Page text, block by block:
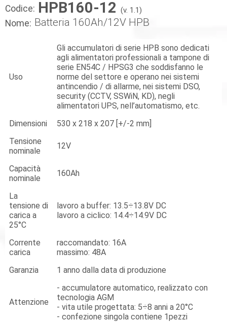
Codice: HPB160-12 (v. 1.1)
Nome: Batteria 160Ah/12V HPB
Uso
Gli accumulatori di serie HPB sono dedicati
agli alimentatori professionali a tampone di
serie EN54C / HPSG3 che soddisfanno le
norme del settore e operano nei sistemi
antincendio / di allarme, nei sistemi DSO,
security (CCTV, SSWiN, KD), negli
alimentatori UPS, nell’automatismo, etc.
Dimensioni
530 x 218 x 207 [+/-2 mm]
Tensione
nominale
12V
Capacità
nominale
160Ah
La
tensione di
carica a
25°C
lavoro a buffer: 13.5÷13.8V DC
lavoro a ciclico: 14.4÷14.9V DC
Corrente
carica
raccomandato: 16A
massimo: 48A
Garanzia
1 anno dalla data di produzione
Attenzione
- accumulatore automatico, realizzato con
tecnologia AGM
- vita utile progettata: 5÷8 anni a 20°C
- confezione singola contiene 1pezzi